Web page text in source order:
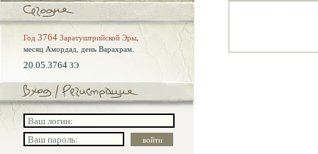
Год 3764 Заратуштрийской Эры,
месяц Амордад, день Варахрам.
20.05.3764 ЗЭ